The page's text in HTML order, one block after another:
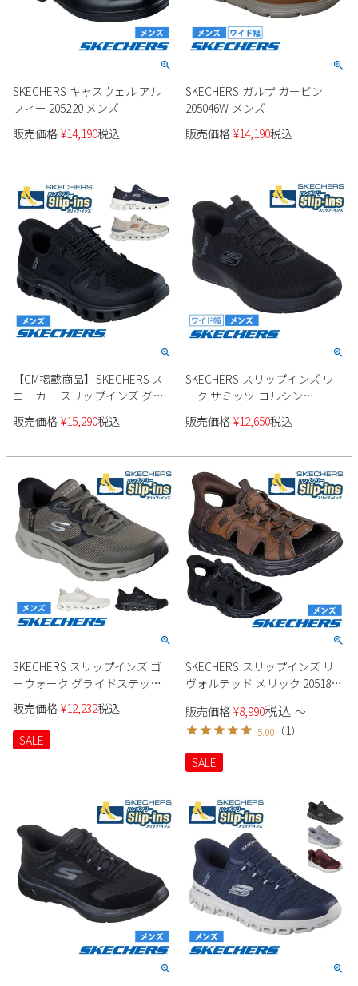
SKECHERS キャスウェル アル
フィー 205220 メンズ
販売価格 ¥14,190税込
SKECHERS ガルザ ガービン
205046W メンズ
販売価格 ¥14,190税込
【CM掲載商品】SKECHERS ス
ニーカー スリップインズ グラ
イドステップ プロ 232930 メン
ズ
販売価格 ¥15,290税込
SKECHERS スリップインズ ワ
ーク サミッツ コルシン
200205W メンズ
販売価格 ¥12,650税込
SKECHERS スリップインズ ゴ
ーウォーク グライドステップ
2.0 ザック 216660 メンズ
販売価格 ¥12,232税込
SALE
SKECHERS スリップインズ リ
ヴォルテッド メリック 205181
販売価格 ¥8,990税込 〜
5.00 （1）
SALE